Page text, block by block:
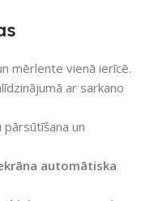
mērlente vienā ierīcē.
ar sarkano
un
automātiska